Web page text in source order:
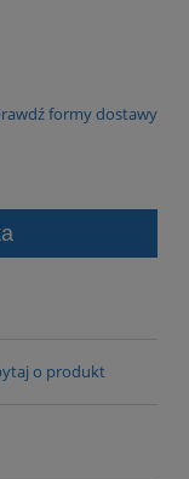
formy dostawy
o produkt